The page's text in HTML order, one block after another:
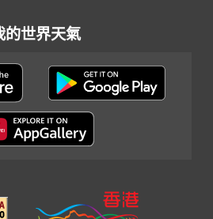
的世界天氣